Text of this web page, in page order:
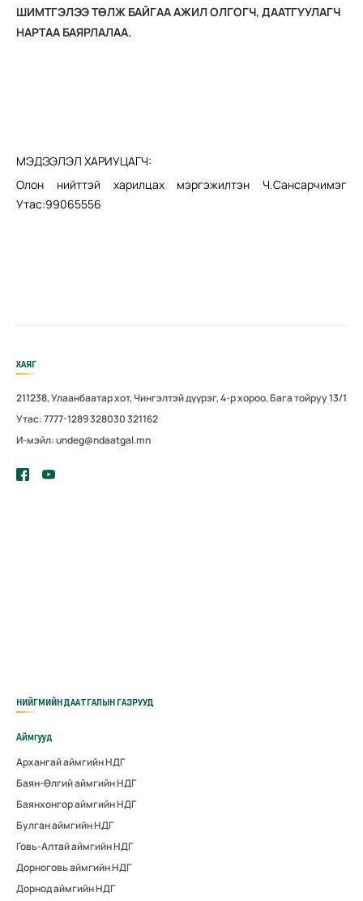
ШИМТГЭЛЭЭ ТӨЛЖ БАЙГАА АЖИЛ ОЛГОГЧ, ДААТГУУЛАГЧ
НАРТАА БАЯРЛАЛАА.
МЭДЭЭЛЭЛ ХАРИУЦАГЧ:
Олон нийттэй харилцах мэргэжилтэн Ч.Сансарчимэг
Утас:99065556
ХАЯГ
211238, Улаанбаатар хот, Чингэлтэй дүүрэг, 4-р хороо, Бага тойруу 13/1
Утас: 7777-1289 328030 321162
И-мэйл: undeg@ndaatgal.mn
НИЙГМИЙН ДААТГАЛЫН ГАЗРУУД
Аймгууд
Архангай аймгийн НДГ
Баян-Өлгий аймгийн НДГ
Баянхонгор аймгийн НДГ
Булган аймгийн НДГ
Говь-Алтай аймгийн НДГ
Дорноговь аймгийн НДГ
Дорнод аймгийн НДГ